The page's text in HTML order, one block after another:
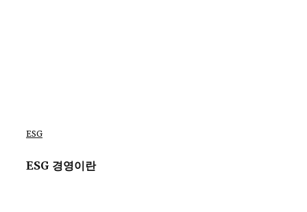
ESG
ESG 경영이란